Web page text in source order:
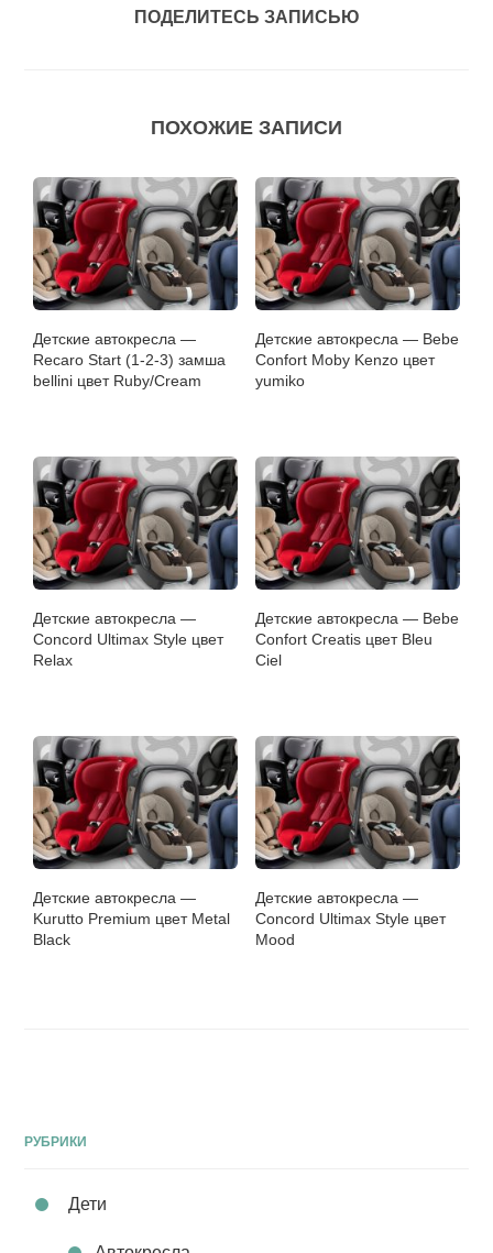
ПОДЕЛИТЕСЬ ЗАПИСЬЮ
ПОХОЖИЕ ЗАПИСИ
Детские автокресла —
Recaro Start (1-2-3) замша
bellini цвет Ruby/Cream
Детские автокресла — Bebe
Confort Moby Kenzo цвет
yumiko
Детские автокресла —
Concord Ultimax Style цвет
Relax
Детские автокресла — Bebe
Confort Creatis цвет Bleu
Ciel
Детские автокресла —
Kurutto Premium цвет Metal
Black
Детские автокресла —
Concord Ultimax Style цвет
Mood
РУБРИКИ
Дети